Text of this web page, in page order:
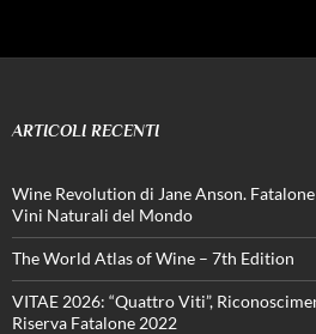
ARTICOLI RECENTI
Wine Revolution di Jane Anson.
Vini Naturali del Mondo
The World Atlas of Wine – 7th Edition
VITAE 2026: “Quattro Viti”,
Riserva Fatalone 2022